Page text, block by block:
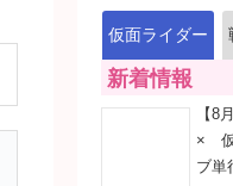
仮面ライダー
新着情報
【8
× 仮
ブ単